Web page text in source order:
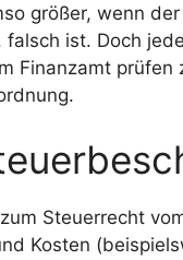
größer, wenn
ist. Doch
Finanzamt
Steuerrecht
Kosten